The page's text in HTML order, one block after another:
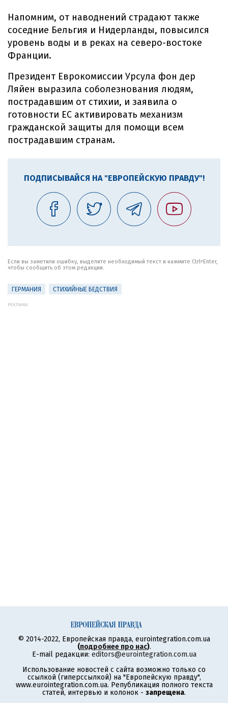
Напомним, от наводнений страдают также
соседние Бельгия и Нидерланды, повысился
уровень воды и в реках на северо-востоке
Франции.
Президент Еврокомиссии Урсула фон дер
Ляйен выразила соболезнования людям,
пострадавшим от стихии, и заявила о
готовности ЕС активировать механизм
гражданской защиты для помощи всем
пострадавшим странам.
ПОДПИСЫВАЙСЯ НА "ЕВРОПЕЙСКУЮ ПРАВДУ"!
Если вы заметили ошибку, выделите необходимый текст и нажмите Ctrl+Enter,
чтобы сообщить об этом редакции.
ГЕРМАНИЯ СТИХИЙНЫЕ БЕДСТВИЯ
РЕКЛАМА:
© 2014-2022, Европейская правда, eurointegration.com.ua
(подробнее про нас).
E-mail редакции: editors@eurointegration.com.ua
Использование новостей с сайта возможно только со
ссылкой (гиперссылкой) на "Европейскую правду",
www.eurointegration.com.ua. Републикация полного текста
статей, интервью и колонок - запрещена.